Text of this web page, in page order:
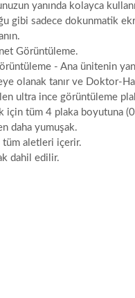
yanında kolayca
gibi sadece dokunmatik
Görüntüleme.
- Ana ünitenin
olanak tanır ve Doktor-
ultra ince görüntüleme
için tüm 4 plaka boyutuna
daha yumuşak.
tüm aletleri içerir.
dahil edilir.